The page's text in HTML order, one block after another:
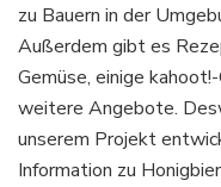
zu Bauern in der
Außerdem gibt es
Gemüse, einige
weitere Angebote.
unserem Projekt
Information zu